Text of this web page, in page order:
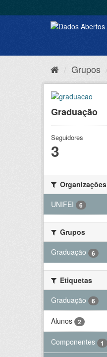
Grupos
Graduação
Seguidores
3
Organizações
UNIFEI
6
Grupos
Graduação
6
Etiquetas
Graduação
6
Alunos 2
Componentes 1